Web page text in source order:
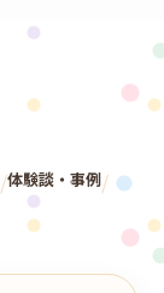
/体験談・事例/